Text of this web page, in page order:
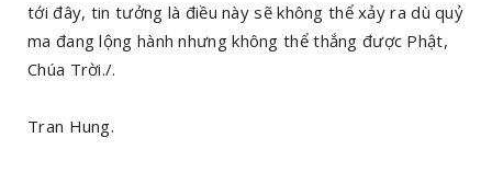
tới đây, tin tưởng là điều này sẽ không thể xảy ra dù quỷ
ma đang lộng hành nhưng không thể thắng được Phật,
Chúa Trời./.
Tran Hung.